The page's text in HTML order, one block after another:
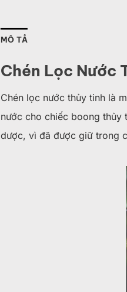
MÔ TẢ
Chén Lọc Nước
Chén lọc nước thủy tinh là
nước cho chiếc boong thủy
dược, vì đã được giữ trong